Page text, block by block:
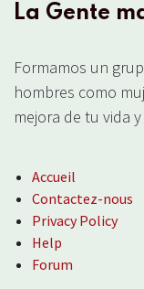
La Gente
Formamos un
hombres como
mejora de tu vida
Accueil
Contactez-nous
Privacy Policy
Help
Forum